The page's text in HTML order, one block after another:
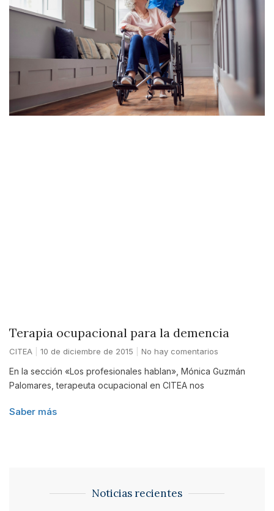
Terapia ocupacional para la demencia
CITEA 10 de diciembre de 2015 No hay comentarios
En la sección «Los profesionales hablan», Mónica Guzmán
Palomares, terapeuta ocupacional en CITEA nos
Saber más
Noticias recientes